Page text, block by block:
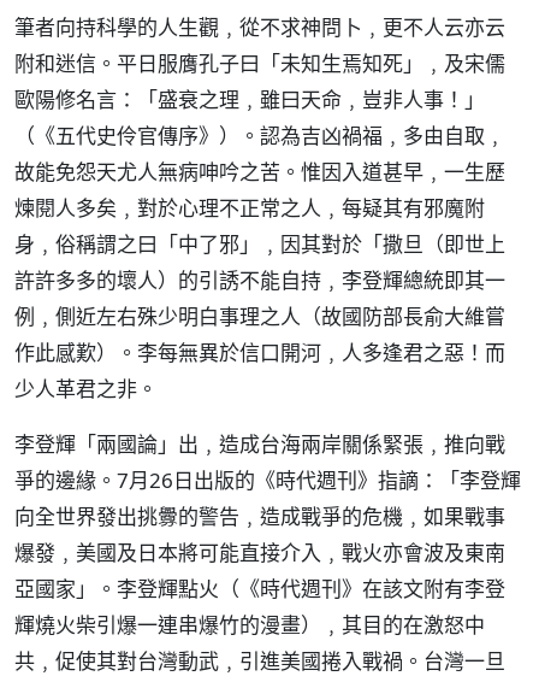
筆者向持科學的人生觀﹐從不求神問卜﹐更不人云亦云
附和迷信。平日服膺孔子曰「未知生焉知死」﹐及宋儒
歐陽修名言：「盛衰之理﹐雖曰天命﹐豈非人事！」
（《五代史伶官傳序》）。認為吉凶禍福﹐多由自取﹐
故能免怨天尤人無病呻吟之苦。惟因入道甚早﹐一生歷
煉閱人多矣﹐對於心理不正常之人﹐每疑其有邪魔附
身﹐俗稱謂之曰「中了邪」﹐因其對於「撒旦（即世上
許許多多的壞人）的引誘不能自持﹐李登輝總統即其一
例﹐側近左右殊少明白事理之人（故國防部長俞大維嘗
作此感歎）。李每無異於信口開河﹐人多逢君之惡！而
少人革君之非。
李登輝「兩國論」出﹐造成台海兩岸關係緊張﹐推向戰
爭的邊緣。7月26日出版的《時代週刊》指謫：「李登輝
向全世界發出挑釁的警告﹐造成戰爭的危機﹐如果戰事
爆發﹐美國及日本將可能直接介入﹐戰火亦會波及東南
亞國家」。李登輝點火（《時代週刊》在該文附有李登
輝燒火柴引爆一連串爆竹的漫畫）﹐其目的在激怒中
共﹐促使其對台灣動武﹐引進美國捲入戰禍。台灣一旦